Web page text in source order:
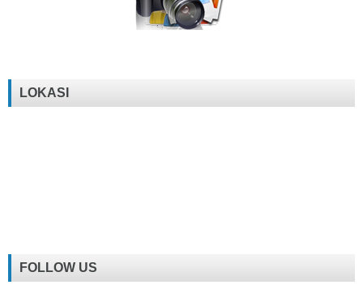
LOKASI
FOLLOW US